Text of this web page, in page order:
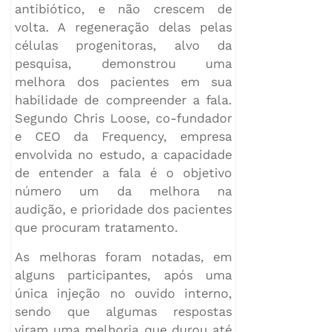
antibiótico, e não crescem de
volta. A regeneração delas pelas
células progenitoras, alvo da
pesquisa, demonstrou uma
melhora dos pacientes em sua
habilidade de compreender a fala.
Segundo Chris Loose, co-fundador
e CEO da Frequency, empresa
envolvida no estudo, a capacidade
de entender a fala é o objetivo
número um da melhora na
audição, e prioridade dos pacientes
que procuram tratamento.
As melhoras foram notadas, em
alguns participantes, após uma
única injeção no ouvido interno,
sendo que algumas respostas